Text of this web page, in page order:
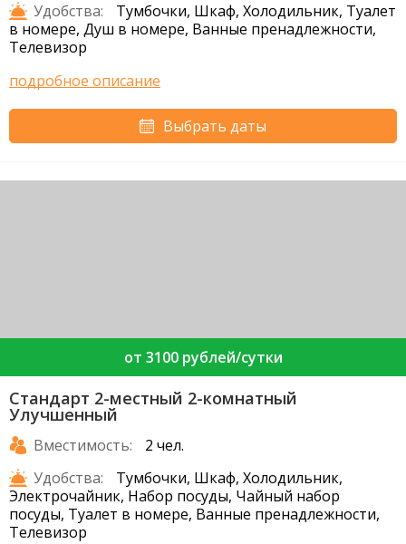
Удобства:
Тумбочки, Шкаф, Холодильник, Туалет
в номере, Душ в номере, Ванные пренадлежности,
Телевизор
подробное описание
Выбрать даты
от 3100 рублей/сутки
Стандарт 2-местный 2-комнатный
Улучшенный
Вместимость:
2 чел.
Удобства:
Тумбочки, Шкаф, Холодильник,
Электрочайник, Набор посуды, Чайный набор
посуды, Туалет в номере, Ванные пренадлежности,
Телевизор